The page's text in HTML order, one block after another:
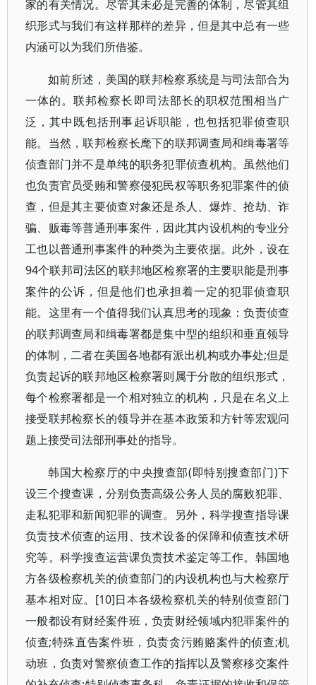
家的有关情况。尽管其未必是完善的体制，尽管其组
织形式与我们有这样那样的差异，但是其中总有一些
内涵可以为我们所借鉴。
如前所述，美国的联邦检察系统是与司法部合为
一体的。联邦检察长即司法部长的职权范围相当广
泛，其中既包括刑事起诉职能，也包括犯罪侦查职
能。当然，联邦检察长麾下的联邦调查局和缉毒署等
侦查部门并不是单纯的职务犯罪侦查机构。虽然他们
也负责官员受贿和警察侵犯民权等职务犯罪案件的侦
查，但是其主要侦查对象还是杀人、爆炸、抢劫、诈
骗、贩毒等普通刑事案件，因此其内设机构的专业分
工也以普通刑事案件的种类为主要依据。此外，设在
94个联邦司法区的联邦地区检察署的主要职能是刑事
案件的公诉，但是他们也承担着一定的犯罪侦查职
能。这里有一个值得我们认真思考的现象：负责侦查
的联邦调查局和缉毒署都是集中型的组织和垂直领导
的体制，二者在美国各地都有派出机构或办事处;但是
负责起诉的联邦地区检察署则属于分散的组织形式，
每个检察署都是一个相对独立的机构，只是在名义上
接受联邦检察长的领导并在基本政策和方针等宏观问
题上接受司法部刑事处的指导。
韩国大检察厅的中央搜查部(即特别搜查部门)下
设三个搜查课，分别负责高级公务人员的腐败犯罪、
走私犯罪和新闻犯罪的调查。另外，科学搜查指导课
负责技术侦查的运用、技术设备的保障和侦查技术研
究等。科学搜查运营课负责技术鉴定等工作。韩国地
方各级检察机关的侦查部门的内设机构也与大检察厅
基本相对应。[10]日本各级检察机关的特别侦查部门
一般都设有财经案件班，负责财经领域内犯罪案件的
侦查;特殊直告案件班，负责贪污贿赂案件的侦查;机
动班，负责对警察侦查工作的指挥以及警察移交案件